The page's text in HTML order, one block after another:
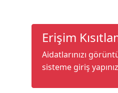
Erişim
Aidatlarınızı
sisteme giriş